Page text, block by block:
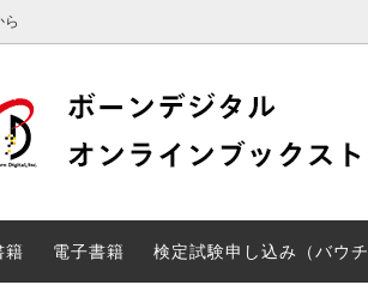
籍 電子書籍 検定試験申し込み（バウチ